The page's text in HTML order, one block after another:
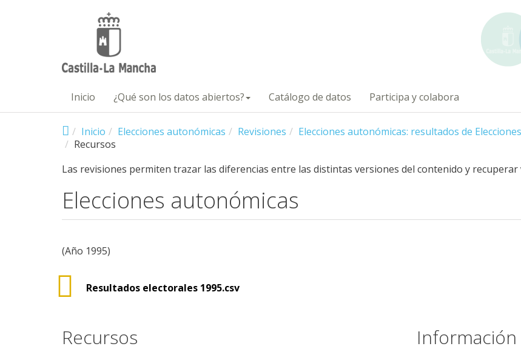
Inicio ¿Qué son los datos abiertos? Catálogo de datos Participa y colabora
Inicio Elecciones autonómicas Revisiones
Elecciones autonómicas: resultados de
Recursos
Las revisiones permiten trazar las diferencias entre las distintas versiones del contenido y
Elecciones autonómicas
(Año 1995)
Resultados electorales 1995.csv
Recursos Información